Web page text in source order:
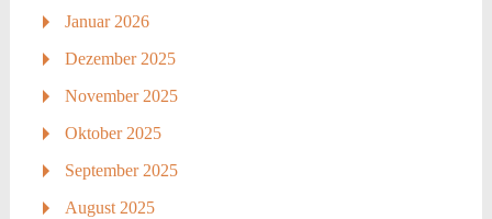
Januar 2026
Dezember 2025
November 2025
Oktober 2025
September 2025
August 2025